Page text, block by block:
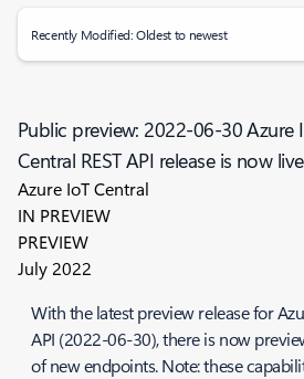
Recently Modified: Oldest to newest
Public preview: 2022-06-30 Azure
Central REST API release is now live
Azure IoT Central
IN PREVIEW
PREVIEW
July 2022
With the latest preview release for
API (2022-06-30), there is now
of new endpoints. Note: these